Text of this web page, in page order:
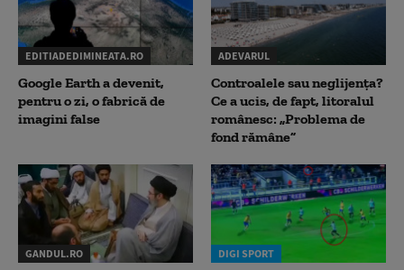
EDITIADEDIMINEATA.RO
Google Earth a devenit,
pentru o zi, o fabrică de
imagini false
ADEVARUL
Controalele sau neglijența?
Ce a ucis, de fapt, litoralul
românesc: „Problema de
fond rămâne”
GANDUL.RO DIGI SPORT